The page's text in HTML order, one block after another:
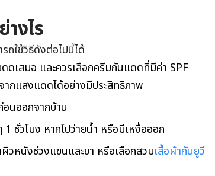
งไร
ใช้วิธีดังต่อไปนี้ได้
เสมอ และควรเลือกครีมกันแดดที่มีค่า SPF
กแสงแดดได้อย่างมีประสิทธิภาพ
นออกจากบ้าน
ชั่วโมง หากไปว่ายน้ำ หรือมีเหงื่อออก
วหนังช่วงแขนและขา หรือเลือกสวมเสื้อผ้ากันยูวี